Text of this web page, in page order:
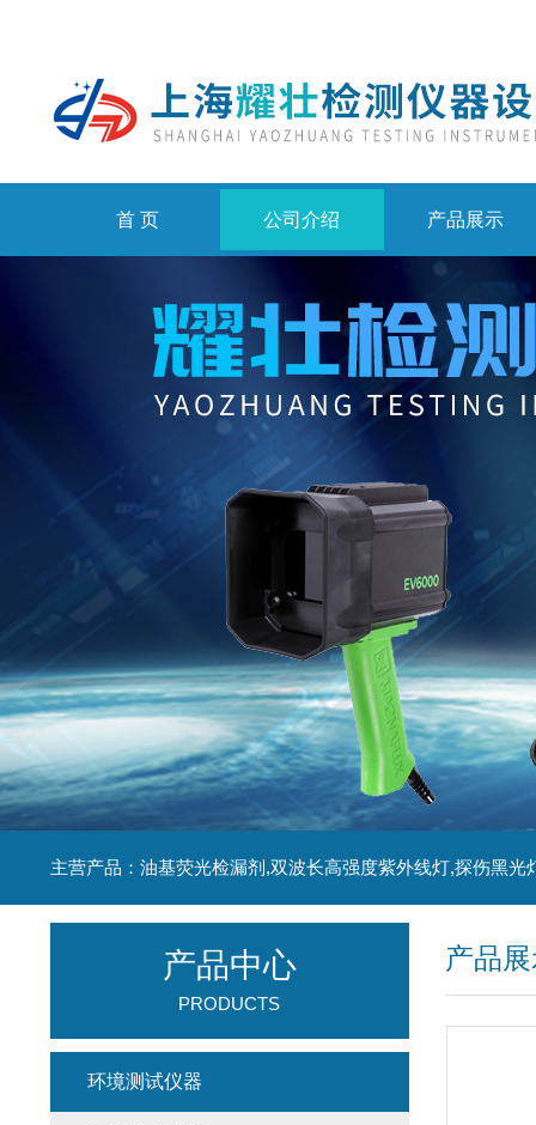
首 页 公司介绍 产品展示
主营产品：油基荧光检漏剂,双波长高强度紫外线灯,探伤黑光
产品
产品中心
PRODUCTS
环境测试仪器